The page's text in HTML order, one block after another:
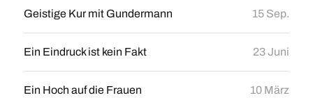
Geistige Kur mit Gundermann 15 Sep.
Ein Eindruck ist kein Fakt 23 Juni
Ein Hoch auf die Frauen 10 März